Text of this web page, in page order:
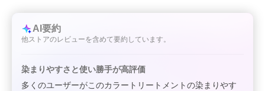
AI要約
他ストアのレビューを含めて要約しています。
染まりやすさと使い勝手が高評価
多くのユーザーがこのカラートリートメントの染まりやす